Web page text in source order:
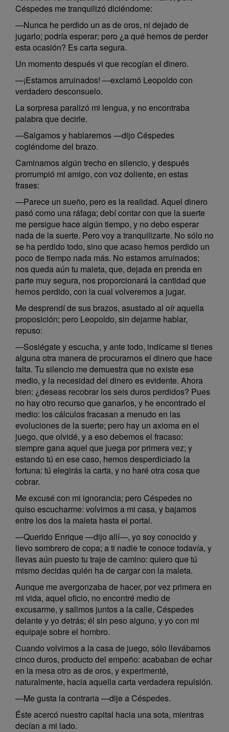
Céspedes me tranquilizó diciéndome:
—Nunca he perdido un as de oros, ni dejado de
jugarlo; podría esperar; pero ¿a qué hemos de perder
esta ocasión? Es carta segura.
Un momento después vi que recogían el dinero.
—¡Estamos arruinados! —exclamó Leopoldo con
verdadero desconsuelo.
La sorpresa paralizó mi lengua, y no encontraba
palabra que decirle.
—Salgamos y hablaremos —dijo Céspedes
cogiéndome del brazo.
Caminamos algún trecho en silencio, y después
prorrumpió mi amigo, con voz doliente, en estas
frases:
—Parece un sueño, pero es la realidad. Aquel dinero
pasó como una ráfaga; debí contar con que la suerte
me persigue hace algún tiempo, y no debo esperar
nada de la suerte. Pero voy a tranquilizarte. No sólo no
se ha perdido todo, sino que acaso hemos perdido un
poco de tiempo nada más. No estamos arruinados;
nos queda aún tu maleta, que, dejada en prenda en
parte muy segura, nos proporcionará la cantidad que
hemos perdido, con la cual volveremos a jugar.
Me desprendí de sus brazos, asustado al oír aquella
proposición; pero Leopoldo, sin dejarme hablar,
repuso:
—Sosiégate y escucha, y ante todo, indícame si tienes
alguna otra manera de procurarnos el dinero que hace
falta. Tu silencio me demuestra que no existe ese
medio, y la necesidad del dinero es evidente. Ahora
bien: ¿deseas recobrar los seis duros perdidos? Pues
no hay otro recurso que ganarlos, y he encontrado el
medio: los cálculos fracasan a menudo en las
evoluciones de la suerte; pero hay un axioma en el
juego, que olvidé, y a eso debemos el fracaso:
siempre gana aquel que juega por primera vez; y
estando tú en ese caso, hemos desperdiciado la
fortuna: tú elegirás la carta, y no haré otra cosa que
cobrar.
Me excusé con mi ignorancia; pero Céspedes no
quiso escucharme: volvimos a mi casa, y bajamos
entre los dos la maleta hasta el portal.
—Querido Enrique —dijo allí—, yo soy conocido y
llevo sombrero de copa; a ti nadie te conoce todavía, y
llevas aún puesto tu traje de camino: quiero que tú
mismo decidas quién ha de cargar con la maleta.
Aunque me avergonzaba de hacer, por vez primera en
mi vida, aquel oficio, no encontré medio de
excusarme, y salimos juntos a la calle, Céspedes
delante y yo detrás; él sin peso alguno, y yo con mi
equipaje sobre el hombro.
Cuando volvimos a la casa de juego, sólo llevábamos
cinco duros, producto del empeño: acababan de echar
en la mesa otro as de oros, y experimenté,
naturalmente, hacia aquella carta verdadera repulsión.
—Me gusta la contraria —dije a Céspedes.
Éste acercó nuestro capital hacia una sota, mientras
decían a mi lado.